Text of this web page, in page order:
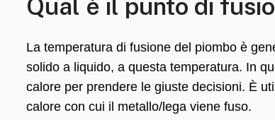
Qual è il punto di
La temperatura di fusione del piombo è
solido a liquido, a questa temperatura. In
calore per prendere le giuste decisioni. È
calore con cui il metallo/lega viene fuso.